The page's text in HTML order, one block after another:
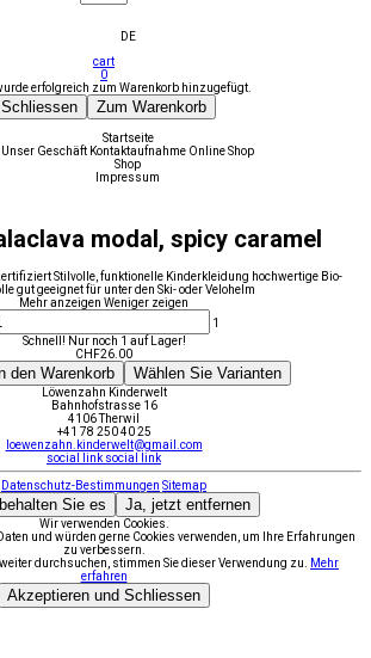
DE
cart
0
erfolgreich zum Warenkorb hinzugefügt.
Schliessen Zum Warenkorb
Startseite
Unser Geschäft Kontaktaufnahme Online Shop
Shop
Impressum
modal, spicy caramel
Stilvolle, funktionelle Kinderkleidung hochwertige Bio-
gut geeignet für unter den Ski- oder Velohelm
Mehr anzeigen Weniger zeigen
1
Schnell! Nur noch 1 auf Lager!
CHF26.00
den Warenkorb Wählen Sie Varianten
Löwenzahn Kinderwelt
Bahnhofstrasse 16
4106 Therwil
+41 78 250 40 25
loewenzahn.kinderwelt@gmail.com
social link social link
Datenschutz-Bestimmungen Sitemap
Sie es Ja, jetzt entfernen
Wir verwenden Cookies.
und würden gerne Cookies verwenden, um Ihre Erfahrungen
zu verbessern.
durchsuchen, stimmen Sie dieser Verwendung zu.
Mehr
erfahren
Akzeptieren und Schliessen